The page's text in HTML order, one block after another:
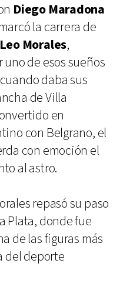
Diego Maradona
la carrera de
Leo Morales,
de esos sueños
daba sus
de Villa
en
con Belgrano, el
con emoción el
al astro.
repasó su paso
Plata, donde fue
de las figuras más
del deporte